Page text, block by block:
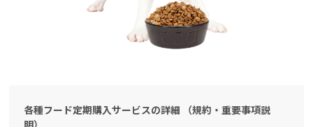
各種フード定期購入サービスの詳細 （規約・重要事項説
明）